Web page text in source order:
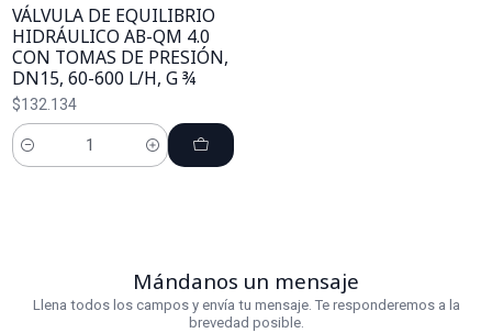
VÁLVULA DE EQUILIBRIO
HIDRÁULICO AB-QM 4.0
CON TOMAS DE PRESIÓN,
DN15, 60-600 L/H, G ¾
$132.134
Cantidad
Mándanos un mensaje
Llena todos los campos y envía tu mensaje. Te responderemos a la
brevedad posible.